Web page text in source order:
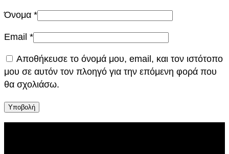
Όνομα *
Email *
Αποθήκευσε το όνομά μου, email, και τον ιστότοπο
μου σε αυτόν τον πλοηγό για την επόμενη φορά που
θα σχολιάσω.